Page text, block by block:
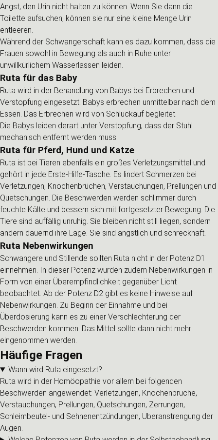
Angst, den Urin nicht halten zu können. Wenn Sie dann die
Toilette aufsuchen, können sie nur eine kleine Menge Urin
entleeren.
Während der Schwangerschaft kann es dazu kommen, dass die
Frauen sowohl in Bewegung als auch in Ruhe unter
unwillkürlichem Wasserlassen leiden.
Ruta für das Baby
Ruta wird in der Behandlung von Babys bei Erbrechen und
Verstopfung eingesetzt. Babys erbrechen unmittelbar nach dem
Essen. Das Erbrechen wird von Schluckauf begleitet.
Die Babys leiden derart unter Verstopfung, dass der Stuhl
mechanisch entfernt werden muss.
Ruta für Pferd, Hund und Katze
Ruta ist bei Tieren ebenfalls ein großes Verletzungsmittel und
gehört in jede Erste-Hilfe-Tasche. Es lindert Schmerzen bei
Verletzungen, Knochenbrüchen, Verstauchungen, Prellungen und
Quetschungen. Die Beschwerden werden schlimmer durch
feuchte Kälte und bessern sich mit fortgesetzter Bewegung. Die
Tiere sind auffällig unruhig. Sie bleiben nicht still liegen, sondern
ändern dauernd ihre Lage. Sie sind ängstlich und schreckhaft.
Ruta Nebenwirkungen
Schwangere und Stillende sollten Ruta nicht in der Potenz D1
einnehmen. In dieser Potenz wurden zudem Nebenwirkungen in
Form von einer Überempfindlichkeit gegenüber Licht
beobachtet. Ab der Potenz D2 gibt es keine Hinweise auf
Nebenwirkungen. Zu Beginn der Einnahme und bei
Überdosierung kann es zu einer Verschlechterung der
Beschwerden kommen. Das Mittel sollte dann nicht mehr
eingenommen werden.
Häufige Fragen
Wann wird Ruta eingesetzt?
Ruta wird in der Homöopathie vor allem bei folgenden
Beschwerden angewendet: Verletzungen, Knochenbrüche,
Verstauchungen, Prellungen, Quetschungen, Zerrungen,
Schleimbeutel- und Sehnenentzündungen, Überanstrengung der
Augen.